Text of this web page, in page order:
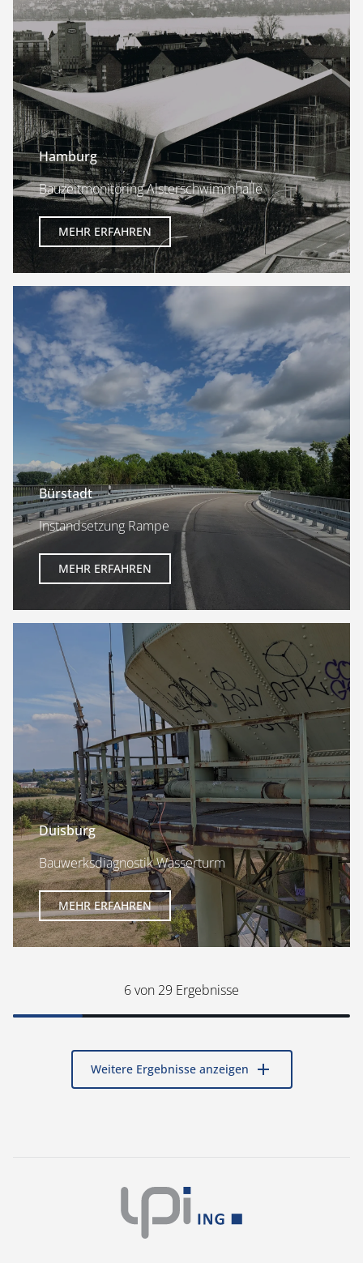
Hamburg
Bauzeitmonitoring Alsterschwimmhalle
MEHR ERFAHREN
Bürstadt
Instandsetzung Rampe
MEHR ERFAHREN
Duisburg
Bauwerksdiagnostik Wasserturm
MEHR ERFAHREN
6von 29 Ergebnisse
Weitere Ergebnisse anzeigen add